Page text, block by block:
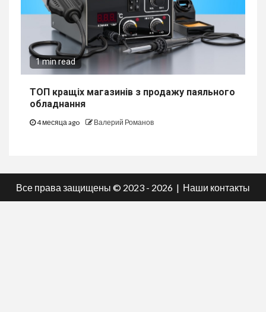
1 min read
ТОП кращіх магазинів з продажу паяльного
обладнання
4 месяца ago Валерий Романов
Все права защищены © 2023 - 2026 | Наши контакты